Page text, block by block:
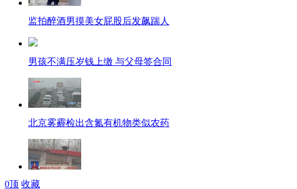
监拍醉酒男摸美女屁股后发飙踹人
男孩不满压岁钱上缴 与父母签合同
北京雾霾检出含氮有机物类似农药
实拍山西水库漏水事故村庄过水一人被困屋顶
0顶 收藏